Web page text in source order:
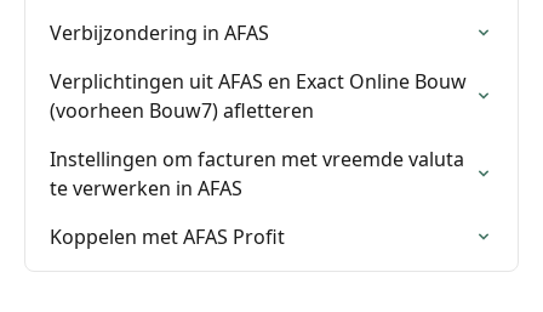
Verbijzondering in AFAS
Verplichtingen uit AFAS en Exact Online Bouw
(voorheen Bouw7) afletteren
Instellingen om facturen met vreemde valuta
te verwerken in AFAS
Koppelen met AFAS Profit